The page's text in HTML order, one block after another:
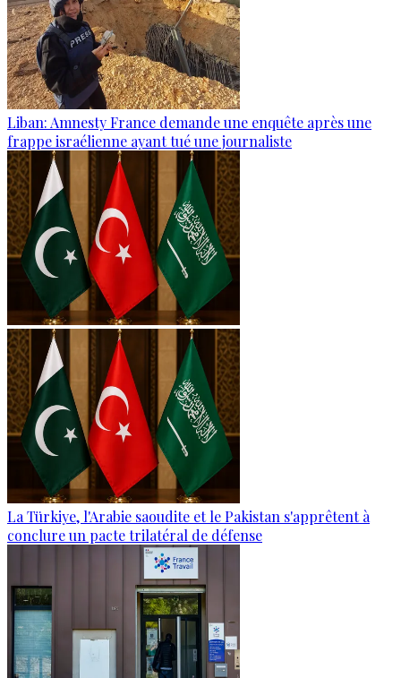
Liban: Amnesty France demande une enquête après une
frappe israélienne ayant tué une journaliste
La Türkiye, l'Arabie saoudite et le Pakistan s'apprêtent à
conclure un pacte trilatéral de défense